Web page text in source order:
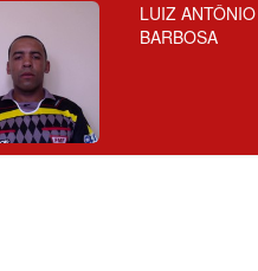
LUIZ ANTÔNIO
BARBOSA